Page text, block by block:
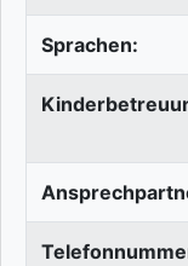
Sprachen: